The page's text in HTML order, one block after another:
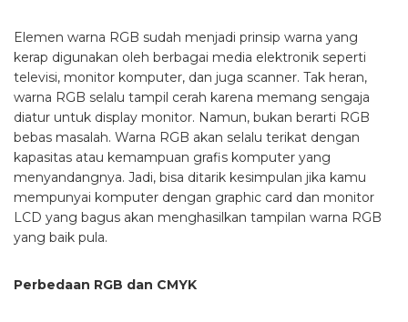
Elemen warna RGB sudah menjadi prinsip warna yang
kerap digunakan oleh berbagai media elektronik seperti
televisi, monitor komputer, dan juga scanner. Tak heran,
warna RGB selalu tampil cerah karena memang sengaja
diatur untuk display monitor. Namun, bukan berarti RGB
bebas masalah. Warna RGB akan selalu terikat dengan
kapasitas atau kemampuan grafis komputer yang
menyandangnya. Jadi, bisa ditarik kesimpulan jika kamu
mempunyai komputer dengan graphic card dan monitor
LCD yang bagus akan menghasilkan tampilan warna RGB
yang baik pula.
Perbedaan RGB dan CMYK